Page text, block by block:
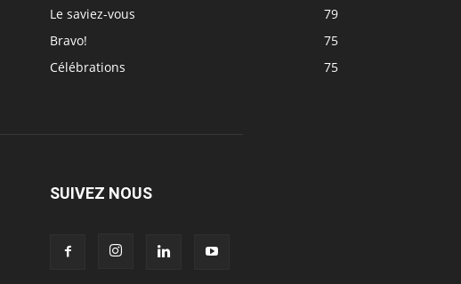
Le saviez-vous
79
Bravo!
75
Célébrations
75
SUIVEZ NOUS